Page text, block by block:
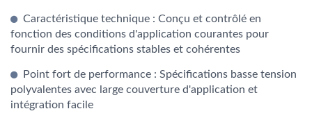
Caractéristique technique : Conçu et contrôlé en
fonction des conditions d'application courantes pour
fournir des spécifications stables et cohérentes
Point fort de performance : Spécifications basse tension
polyvalentes avec large couverture d'application et
intégration facile